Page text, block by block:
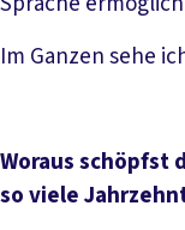
Im Ganzen sehe
Woraus schöpfst
so viele